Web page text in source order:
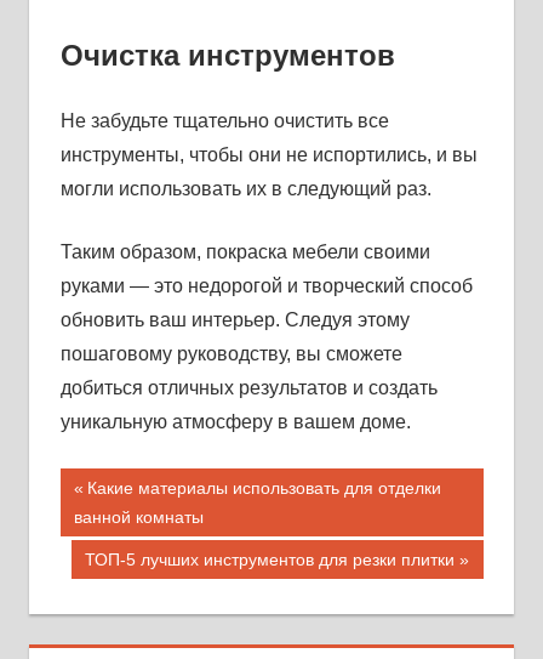
Очистка инструментов
Не забудьте тщательно очистить все
инструменты, чтобы они не испортились, и вы
могли использовать их в следующий раз.
Таким образом, покраска мебели своими
руками — это недорогой и творческий способ
обновить ваш интерьер. Следуя этому
пошаговому руководству, вы сможете
добиться отличных результатов и создать
уникальную атмосферу в вашем доме.
Навигация
по
записям
Предыдущая
запись;
Какие материалы использовать для отделки
ванной комнаты
Следующая
ТОП-5 лучших инструментов для резки плитки